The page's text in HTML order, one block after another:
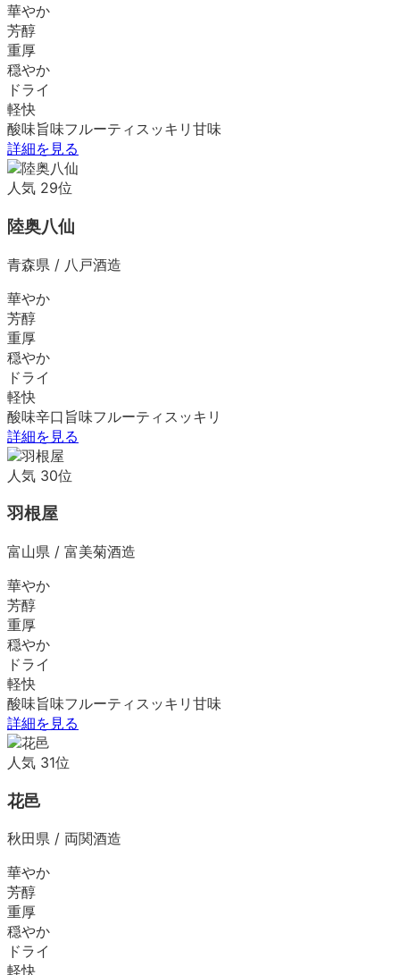
華やか
芳醇
重厚
穏やか
ドライ
軽快
酸味旨味フルーティ スッキリ 甘味
詳細を見る
人気 29位
陸奥八仙
青森県 / 八戸酒造
華やか
芳醇
重厚
穏やか
ドライ
軽快
酸味辛口 旨味フルーティ スッキリ
詳細を見る
人気 30位
羽根屋
富山県 / 富美菊酒造
華やか
芳醇
重厚
穏やか
ドライ
軽快
酸味旨味フルーティ スッキリ 甘味
詳細を見る
人気 31位
花邑
秋田県 / 両関酒造
華やか
芳醇
重厚
穏やか
ドライ
軽快